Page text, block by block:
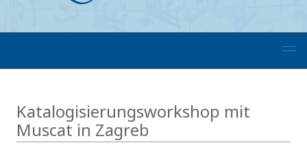
Katalogisierungsworkshop mit
Muscat in Zagreb